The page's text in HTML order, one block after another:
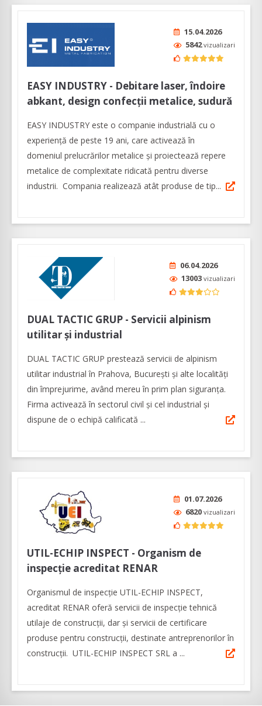
15.04.2026
5842vizualizari
EASY INDUSTRY - Debitare laser, îndoire
abkant, design confecții metalice, sudură
EASY INDUSTRY este o companie industrială cu o
experienţă de peste 19 ani, care activează în
domeniul prelucrărilor metalice și proiectează repere
metalice de complexitate ridicată pentru diverse
industrii. Compania realizează atât produse de tip...
06.04.2026
13003 vizualizari
DUAL TACTIC GRUP - Servicii alpinism
utilitar și industrial
DUAL TACTIC GRUP prestează servicii de alpinism
utilitar industrial în Prahova, București și alte localități
din împrejurime, având mereu în prim plan siguranţa.
Firma activează în sectorul civil și cel industrial și
dispune de o echipă calificată ...
01.07.2026
6820 vizualizari
UTIL-ECHIP INSPECT - Organism de
inspecţie acreditat RENAR
Organismul de inspecție UTIL-ECHIP INSPECT,
acreditat RENAR oferă servicii de inspecție tehnică
utilaje de construcții, dar şi servicii de certificare
produse pentru construcții, destinate antreprenorilor în
construcţii. UTIL-ECHIP INSPECT SRL a ...